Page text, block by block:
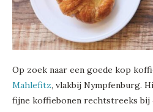
Op zoek naar een goede kop
Mahlefitz, vlakbij Nympfenburg.
fijne koffiebonen rechtstreeks bij